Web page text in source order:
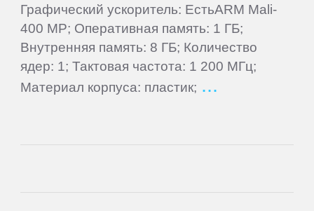
Графический ускоритель: ЕстьARM Mali-
400 MP; Оперативная память: 1 ГБ;
Внутренняя память: 8 ГБ; Количество
ядер: 1; Тактовая частота: 1 200 МГц;
Материал корпуса: пластик;
iconBIT
Impression